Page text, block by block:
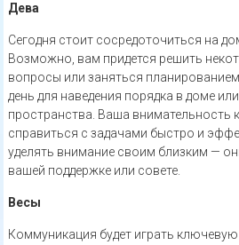
Дева
Сегодня стоит сосредоточиться на
Возможно, вам придется решить
вопросы или заняться
день для наведения порядка в доме
пространства. Ваша внимательность
справиться с задачами быстро и
уделять внимание своим близким —
вашей поддержке или совете.
Весы
Коммуникация будет играть